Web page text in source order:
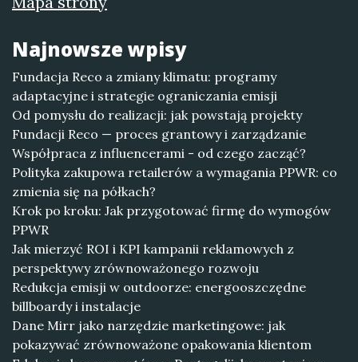
Najnowsze wpisy
Fundacja Reco a zmiany klimatu: programy
adaptacyjne i strategie ograniczania emisji
Od pomysłu do realizacji: jak powstają projekty
Fundacji Reco — proces grantowy i zarządzanie
Współpraca z influencerami - od czego zacząć?
Polityka zakupowa retailerów a wymagania PPWR: co
zmienia się na półkach?
Krok po kroku: Jak przygotować firmę do wymogów
PPWR
Jak mierzyć ROI i KPI kampanii reklamowych z
perspektywy zrównoważonego rozwoju
Redukcja emisji w outdoorze: energooszczędne
billboardy i instalacje
Dane Mirr jako narzędzie marketingowe: jak
pokazywać zrównoważone opakowania klientom